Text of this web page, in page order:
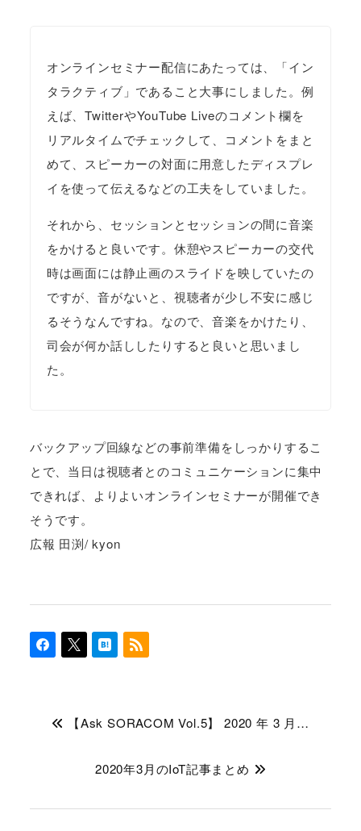
オンラインセミナー配信にあたっては、「イン
タラクティブ」であること大事にしました。例
えば、TwitterやYouTube Liveのコメント欄を
リアルタイムでチェックして、コメントをまと
めて、スピーカーの対面に用意したディスプレ
イを使って伝えるなどの工夫をしていました。
それから、セッションとセッションの間に音楽
をかけると良いです。休憩やスピーカーの交代
時は画面には静止画のスライドを映していたの
ですが、音がないと、視聴者が少し不安に感じ
るそうなんですね。なので、音楽をかけたり、
司会が何か話ししたりすると良いと思いまし
た。
バックアップ回線などの事前準備をしっかりするこ
とで、当日は視聴者とのコミュニケーションに集中
できれば、よりよいオンラインセミナーが開催でき
そうです。
広報 田渕/ kyon
【Ask SORACOM Vol.5】 2020 年 3 月…
2020年3月のIoT記事まとめ